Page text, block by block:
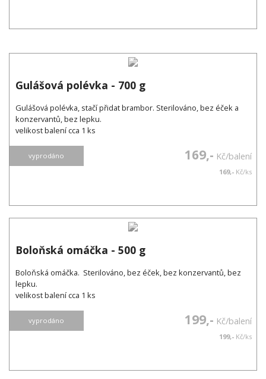
Gulášová polévka - 700 g
Gulášová polévka, stačí přidat brambor. Sterilováno, bez éček a
konzervantů, bez lepku.
velikost balení cca 1 ks
vyprodáno 169,- Kč/balení
169,- Kč/ks
Boloňská omáčka - 500 g
Boloňská omáčka. Sterilováno, bez éček, bez konzervantů, bez
lepku.
velikost balení cca 1 ks
vyprodáno 199,- Kč/balení
199,- Kč/ks